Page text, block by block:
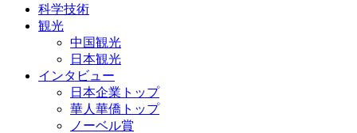
科学技術
観光
中国観光
日本観光
インタビュー
日本企業トップ
華人華僑トップ
ノーベル賞